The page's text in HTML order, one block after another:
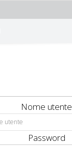
Nome utente
Password